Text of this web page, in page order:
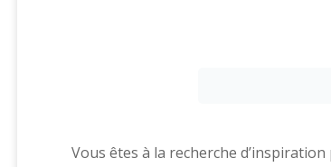
Vous êtes à la recherche